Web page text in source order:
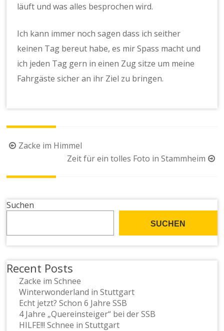
läuft und was alles besprochen wird.
Ich kann immer noch sagen dass ich seither
keinen Tag bereut habe, es mir Spass macht und
ich jeden Tag gern in einen Zug sitze um meine
Fahrgäste sicher an ihr Ziel zu bringen.
Beitragsnavigation
Zacke im Himmel
Zeit für ein tolles Foto in Stammheim
Suchen
SUCHEN
Recent Posts
Zacke im Schnee
Winterwonderland in Stuttgart
Echt jetzt? Schon 6 Jahre SSB
4 Jahre „Quereinsteiger“ bei der SSB
HILFE!!! Schnee in Stuttgart